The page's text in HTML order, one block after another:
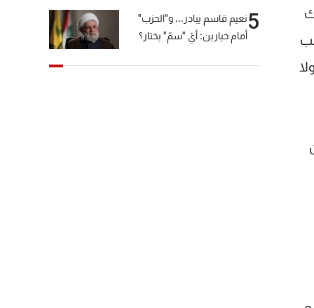
5نعيم قاسم يبادر... و"الحزب"
أمام خيارين: أيّ "سمّ" يختار؟